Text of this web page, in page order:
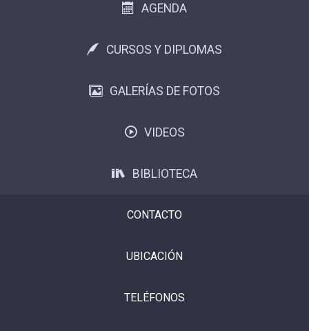
AGENDA
CURSOS Y DIPLOMAS
GALERÍAS DE FOTOS
VIDEOS
BIBLIOTECA
CONTACTO
UBICACIÓN
TELÉFONOS